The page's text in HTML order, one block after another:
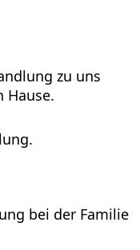
zu uns
Hause.
bei der Familie